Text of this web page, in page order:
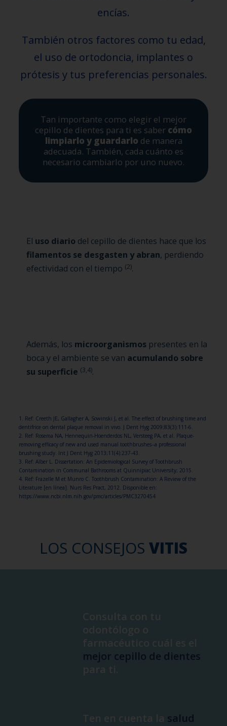
encías.
También otros factores como tu edad,
el uso de ortodoncia, implantes o
prótesis y tus preferencias personales.
Tan importante como elegir el mejor
cepillo de dientes para ti es saber cómo
limpiarlo y guardarlo de manera
adecuada. También, cada cuánto es
necesario cambiarlo por uno nuevo.
El uso diario del cepillo de dientes hace que los
filamentos se desgasten y abran, perdiendo
efectividad con el tiempo (2).
Además, los microorganismos presentes en la
boca y el ambiente se van acumulando sobre
su superficie (3,4).
1. Ref: Creeth JE, Gallagher A, Sowinski J, et al. The effect of brushing time and
dentifrice on dental plaque removal in vivo. J Dent Hyg 2009;83(3):111-6.
2. Ref: Rosema NA, Hennequin-Hoenderdos NL, Versteeg PA, et al. Plaque-
removing efficacy of new and used manual toothbrushes--a professional
brushing study. Int J Dent Hyg 2013;11(4):237-43.
3. Ref: Alber L. Dissertation: An Epidemiological Survey of Toothbrush
Contamination in Communal Bathrooms at Quinnipiac University; 2015.
4. Ref: Frazelle M et Munro C. Toothbrush Contamination: A Review of the
Literature [en línea]. Nurs Res Pract, 2012. Disponible en:
https://www.ncbi.nlm.nih.gov/pmc/articles/PMC3270454
LOS CONSEJOS VITIS
mejor cepillo de dientes
salud